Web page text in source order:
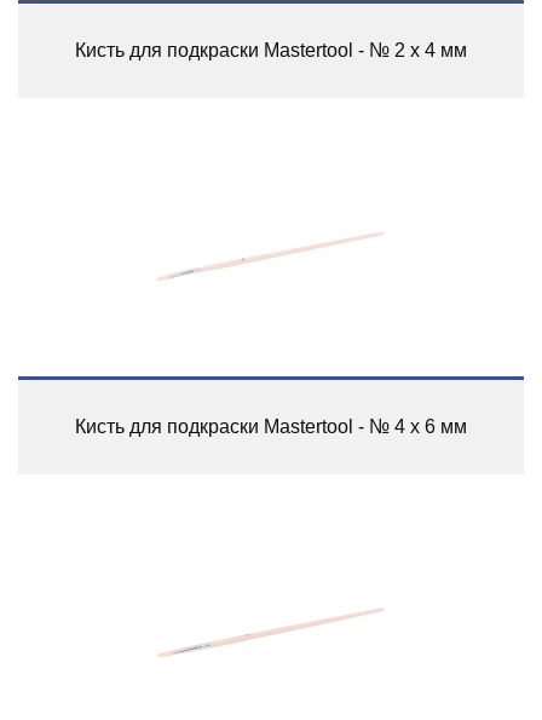
Кисть для подкраски Mastertool - № 2 x 4 мм
Кисть для подкраски Mastertool - № 4 x 6 мм